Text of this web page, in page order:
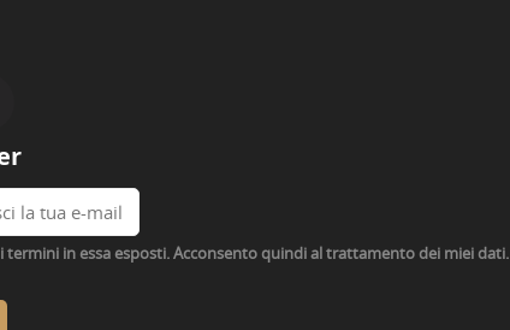
in essa esposti. Acconsento quindi al trattamento dei miei dati.